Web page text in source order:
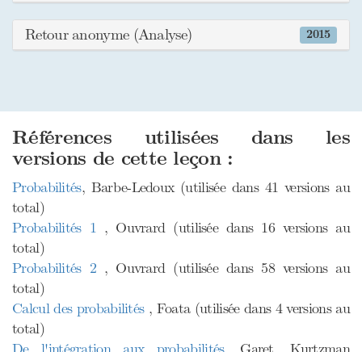
2015
Retour anonyme (Analyse)
Références utilisées dans les
versions de cette leçon :
Probabilités, Barbe-Ledoux (utilisée dans 41 versions au
total)
Probabilités 1 , Ouvrard (utilisée dans 16 versions au
total)
Probabilités 2 , Ouvrard (utilisée dans 58 versions au
total)
Calcul des probabilités , Foata (utilisée dans 4 versions au
total)